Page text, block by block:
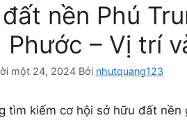
nền Phú
Phước – Vị trí
một 24, 2024 Bởi nhutquang123
tìm kiếm cơ hội sở hữu đất